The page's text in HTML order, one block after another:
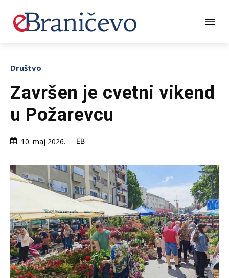
Društvo
Završen je cvetni vikend
u Požarevcu
10. maj 2026. EB